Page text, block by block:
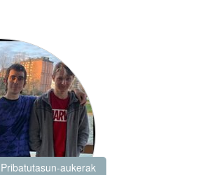
Pribatutasun-aukerak